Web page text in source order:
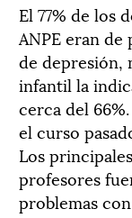
El 77% de los
ANPE eran
de depresión,
infantil la
cerca del
el curso
Los
profesores
problemas